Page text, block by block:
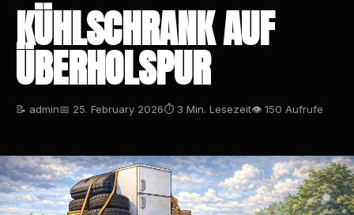
KÜHLSCHRANK AUF
ÜBERHOLSPUR
📝 admin📅 25. February 2026⏱ 3 Min. Lesezeit👁 150 Aufrufe